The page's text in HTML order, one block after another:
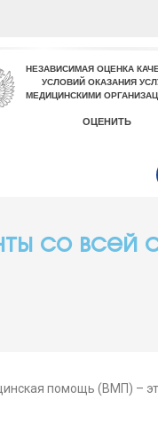
со всей
помощь (ВМП) –